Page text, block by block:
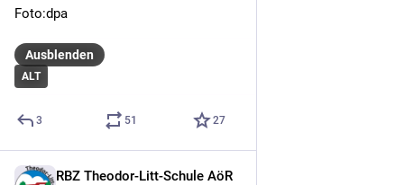
Foto:dpa
ALT
Ausblenden
3 51 27
RBZ Theodor-Litt-Schule AöR